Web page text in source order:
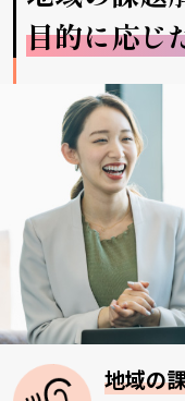
目的に応じ
地域の